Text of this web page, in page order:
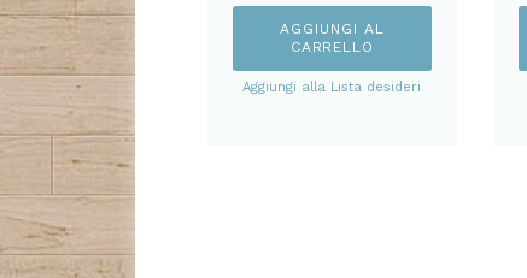
AGGIUNGI AL
CARRELLO
Aggiungi alla Lista desideri